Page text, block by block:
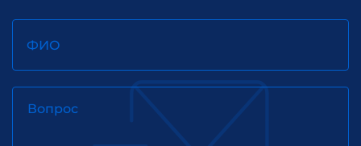
на получение инвестиционного
ФИО
Вопрос